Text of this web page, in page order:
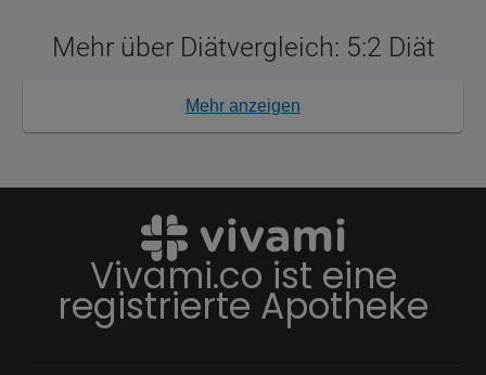
Mehr über Diätvergleich: 5:2 Diät
Mehr anzeigen
Vivami.co ist eine
registrierte Apotheke